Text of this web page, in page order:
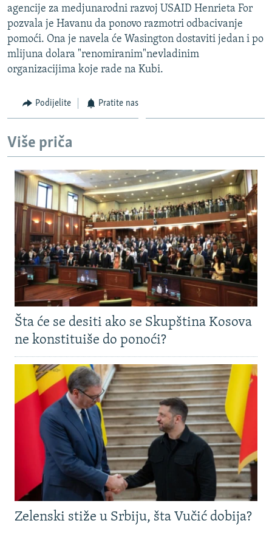
DNEVNO@RSE
SPECIJALI RSE
VIŠE OD NASLOVA
GENOCID U SREBRENICI
POPLAVE I KLIZIŠTA U BIH 2024.
POST SCRIPTUM
TRI DECENIJE OD RATA U BIH
SVE KARTE DEJTONA
NASTANAK I RASPAD JUGOSLAVIJE
PRATITE NAS
agencije za medjunarodni razvoj USAID Henrieta For
pozvala je Havanu da ponovo razmotri odbacivanje
pomoći. Ona je navela će Wasington dostaviti jedan i po
mlijuna dolara "renomiranim"nevladinim
organizacijima koje rade na Kubi.
Podijelite Pratite nas
Više priča
Šta će se desiti ako se Skupština Kosova
ne konstituiše do ponoći?
Zelenski stiže u Srbiju, šta Vučić dobija?